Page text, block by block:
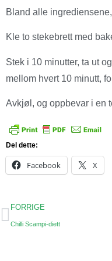
Bland alle
Kle to stekebrett med
Stek i 10 minutter, ta ut
mellom hvert 10 minutt,
Avkjøl, og oppbevar i en
Del dette:
Facebook X
FORRIGE
Chilli Scampi-diett